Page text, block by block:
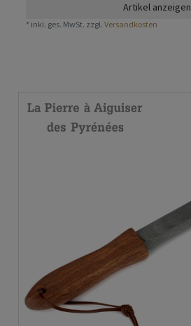
Artikel anzeigen
* inkl. ges. MwSt. zzgl.Versandkosten